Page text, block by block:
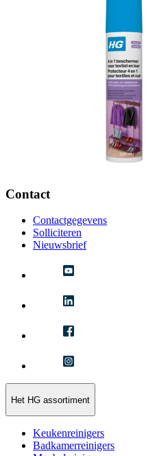
Contact
Contactgegevens
Solliciteren
Nieuwsbrief
Het HG assortiment
Keukenreinigers
Badkamerreinigers